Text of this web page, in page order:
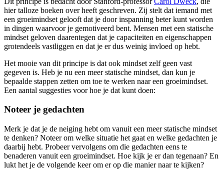
hier talloze boeken over heeft geschreven. Zij stelt dat iemand met
een groeimindset gelooft dat je door inspanning beter kunt worden
in dingen waarvoor je gemotiveerd bent. Mensen met een statische
mindset geloven daarentegen dat je capaciteiten en eigenschappen
grotendeels vastliggen en dat je er dus weinig invloed op hebt.
Het mooie van dit principe is dat ook mindset zelf geen vast
gegeven is. Heb je nu een meer statische mindset, dan kun je
bepaalde stappen zetten om toe te werken naar een groeimindset.
Een aantal suggesties voor hoe je dat kunt doen:
Noteer je gedachten
Merk je dat je de neiging hebt om vanuit een meer statische mindset
te denken? Noteer om welke situatie het gaat en welke gedachten je
daarbij hebt. Probeer vervolgens om die gedachten eens te
benaderen vanuit een groeimindset. Hoe kijk je er dan tegenaan? En
lukt het je de volgende keer om er op die manier naar te kijken?